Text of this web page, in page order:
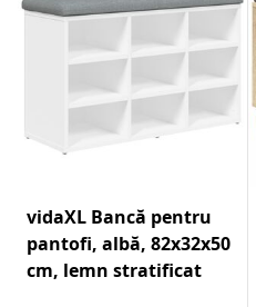
vidaXL Bancă pentru
pantofi, albă, 82x32x50
cm, lemn stratificat